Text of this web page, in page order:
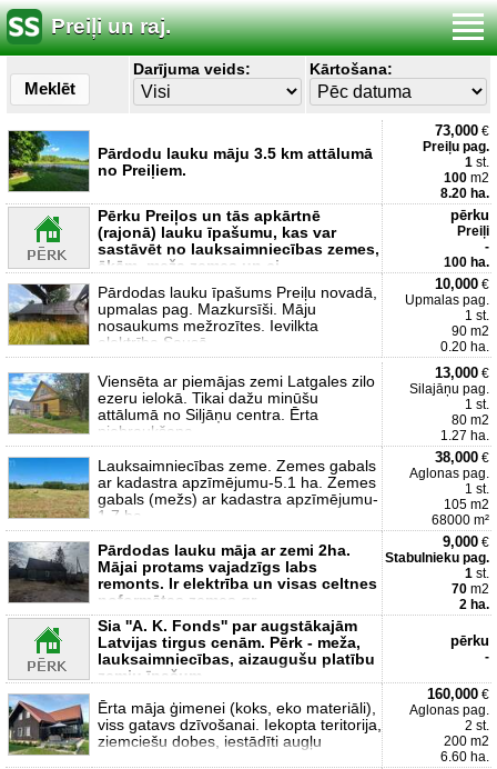
Preiļi un raj.
Meklēt
Darījuma veids: Kārtošana:
Pārdodu lauku māju 3.5 km attālumā
no Preiļiem.
73,000 €
Preiļu pag.
1 st.
100 m2
8.20 ha.
Pērku Preiļos un tās apkārtnē
(rajonā) lauku īpašumu, kas var
sastāvēt no lauksaimniecības zemes,
ēkām, meža zemes un ci
pērku
Preiļi
-
100 ha.
Pārdodas lauku īpašums Preiļu novadā,
upmalas pag. Mazkursīši. Māju
nosaukums mežrozītes. Ievilkta
elektrība Sausā
10,000 €
Upmalas pag.
1 st.
90 m2
0.20 ha.
Viensēta ar piemājas zemi Latgales zilo
ezeru ielokā. Tikai dažu minūšu
attālumā no Siljāņu centra. Ērta
piebraukšana -
13,000 €
Silajāņu pag.
1 st.
80 m2
1.27 ha.
Lauksaimniecības zeme. Zemes gabals
ar kadastra apzīmējumu-5.1 ha. Zemes
gabals (mežs) ar kadastra apzīmējumu-
1.7 ha.
38,000 €
Aglonas pag.
1 st.
105 m2
68000 m²
Pārdodas lauku māja ar zemi 2ha.
Mājai protams vajadzīgs labs
remonts. Ir elektrība un visas celtnes
noformētas zemes gr
9,000 €
Stabulnieku pag.
1 st.
70 m2
2 ha.
Sia ''A. K. Fonds'' par augstākajām
Latvijas tirgus cenām. Pērk - meža,
lauksaimniecības, aizaugušu platību
zemju īpašum
pērku
-
Ērta māja ģimenei (koks, eko materiāli),
viss gatavs dzīvošanai. Iekopta teritorija,
ziemciešu dobes, iestādīti augļu
160,000 €
Aglonas pag.
2 st.
200 m2
6.60 ha.